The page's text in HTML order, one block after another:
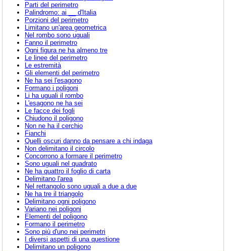
Parti del perimetro
Palindromo: ai __ d'Italia
Porzioni del perimetro
Limitano un'area geometrica
Nel rombo sono uguali
Fanno il perimetro
Ogni figura ne ha almeno tre
Le linee del perimetro
Le estremità
Gli elementi del perimetro
Ne ha sei l'esagono
Formano i poligoni
Li ha uguali il rombo
L'esagono ne ha sei
Le facce dei fogli
Chiudono il poligono
Non ne ha il cerchio
Fianchi
Quelli oscuri danno da pensare a chi indaga
Non delimitano il circolo
Concorrono a formare il perimetro
Sono uguali nel quadrato
Ne ha quattro il foglio di carta
Delimitano l'area
Nel rettangolo sono uguali a due a due
Ne ha tre il triangolo
Delimitano ogni poligono
Variano nei poligoni
Elementi del poligono
Formano il perimetro
Sono più d'uno nei perimetri
I diversi aspetti di una questione
Delimitano un poligono